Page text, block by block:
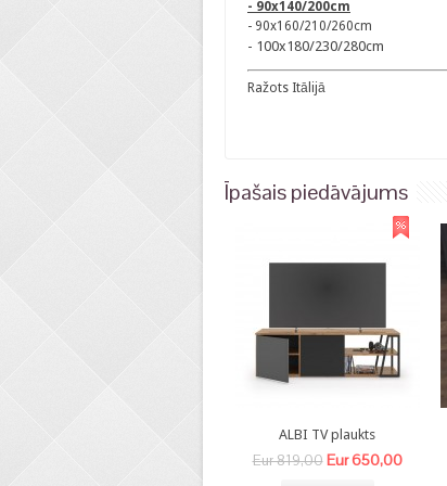
- 90x140/200cm
- 90x160/210/260cm
- 100x180/230/280cm
Ražots Itālijā
Īpašais piedāvājums
ALBI TV plaukts
Eur 819,00 Eur 650,00